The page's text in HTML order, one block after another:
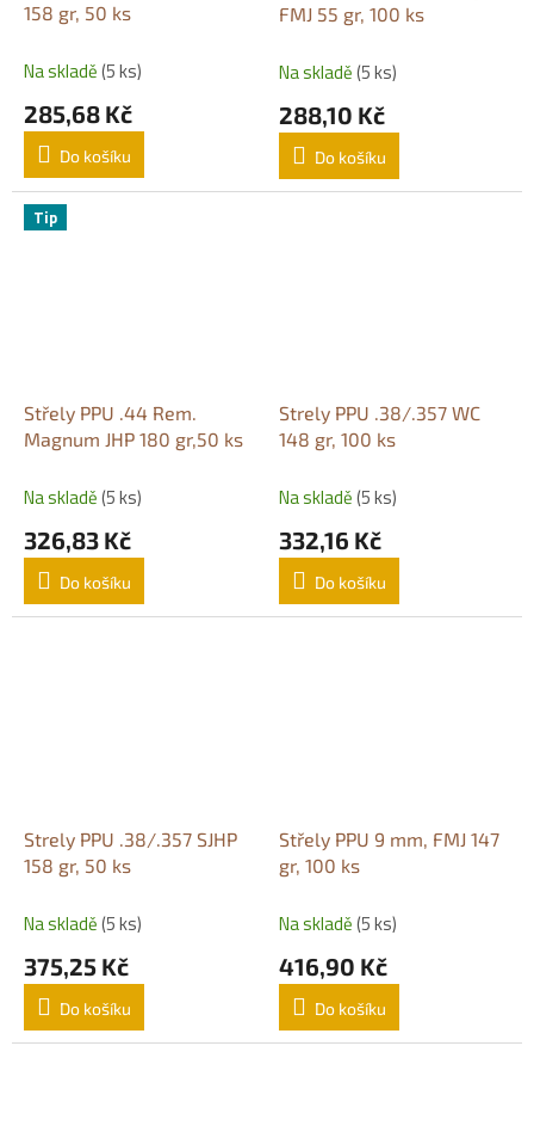
158 gr, 50 ks
Na skladě(5 ks)
285,68 Kč
Do košíku
FMJ 55 gr, 100 ks
Na skladě(5 ks)
288,10 Kč
Do košíku
Tip
Střely PPU .44 Rem.
Magnum JHP 180 gr,50 ks
Na skladě(5 ks)
326,83 Kč
Do košíku
Strely PPU .38/.357 WC
148 gr, 100 ks
Na skladě(5 ks)
332,16 Kč
Do košíku
Strely PPU .38/.357 SJHP
158 gr, 50 ks
Na skladě(5 ks)
375,25 Kč
Do košíku
Střely PPU 9 mm, FMJ 147
gr, 100 ks
Na skladě(5 ks)
416,90 Kč
Do košíku